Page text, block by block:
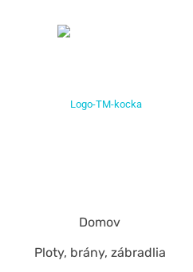
Domov
Ploty, brány, zábradlia